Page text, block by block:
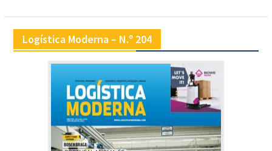
Logística Moderna – N.º 204